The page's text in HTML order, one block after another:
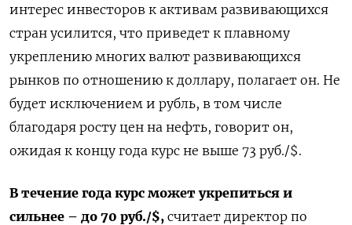
интерес инвесторов к активам развивающихся
стран усилится, что приведет к плавному
укреплению многих валют развивающихся
рынков по отношению к доллару, полагает он. Не
будет исключением и рубль, в том числе
благодаря росту цен на нефть, говорит он,
ожидая к концу года курс не выше 73 руб./$.
В течение года курс может укрепиться и
сильнее – до 70 руб./$, считает директор по